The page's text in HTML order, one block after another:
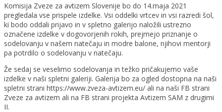
Komisija Zveze za avtizem Slovenije bo do 14.maja 2021
pregledala vse prispele izdelke. Vsi oddelki vrtcev in vsi razredi šol,
ki bodo oddali prijavo in v spletno galerijo naložili ustrezno
označene izdelke v dogovorjenih rokih, prejmejo priznanje o
sodelovanju v našem natečaju in modre balone, njihovi mentorji
pa potrdilo o sodelovanju v natečaju.
Že sedaj se veselimo sodelovanja in težko pričakujemo vaše
izdelke v naši spletni galeriji. Galerija bo za ogled dostopna na naši
spletni strani https://www.zveza-avtizem.eu/ ali na naši FB strani
Zveze za avtizem ali na FB strani projekta Avtizem SAM z drugimi
II.